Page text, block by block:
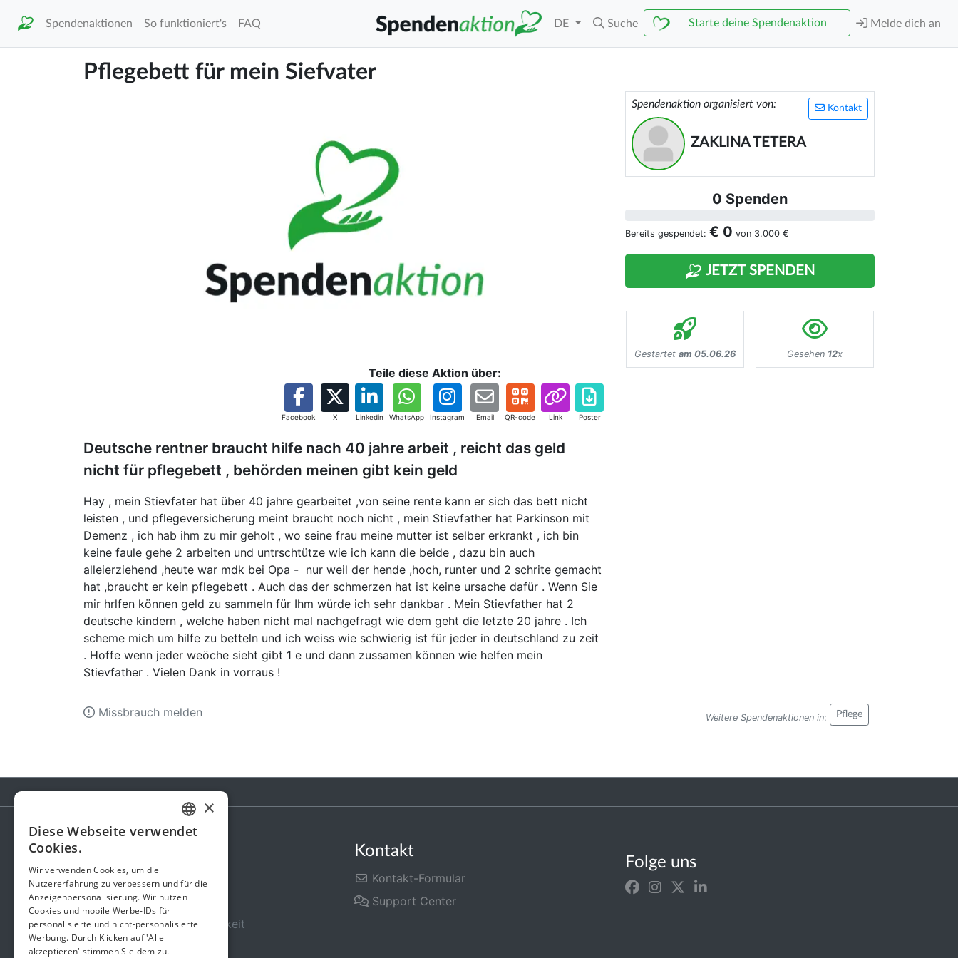
Spendenaktionen So funktioniert's FAQ DE Suche Starte deine Spendenaktion Melde dich an
Pflegebett für mein Siefvater
Teile diese Aktion über:
Facebook X Linkedin WhatsApp Instagram Email QR-code Link Poster
Deutsche rentner braucht hilfe nach 40 jahre arbeit , reicht das geld
nicht für pflegebett , behörden meinen gibt kein geld
Hay , mein Stievfater hat über 40 jahre gearbeitet ,von seine rente kann er sich das bett nicht
leisten , und pflegeversicherung meint braucht noch nicht , mein Stievfather hat Parkinson mit
Demenz , ich hab ihm zu mir geholt , wo seine frau meine mutter ist selber erkrankt , ich bin
keine faule gehe 2 arbeiten und untrschtütze wie ich kann die beide , dazu bin auch
alleierziehend ,heute war mdk bei Opa - nur weil der hende ,hoch, runter und 2 schrite gemacht
hat ,braucht er kein pflegebett . Auch das der schmerzen hat ist keine ursache dafür . Wenn Sie
mir hrlfen können geld zu sammeln für Ihm würde ich sehr dankbar . Mein Stievfather hat 2
deutsche kindern , welche haben nicht mal nachgefragt wie dem geht die letzte 20 jahre . Ich
scheme mich um hilfe zu betteln und ich weiss wie schwierig ist für jeder in deutschland zu zeit
. Hoffe wenn jeder weöche sieht gibt 1 e und dann zussamen können wie helfen mein
Stievfather . Vielen Dank in vorraus !
Kontakt
Spendenaktion organisiert von:
ZAKLINA TETERA
0 Spenden
Bereits gespendet: € 0 von 3.000 €
JETZT SPENDEN
Gestartet am 05.06.26 Gesehen 12x
Weitere Spendenaktionen in: Pflege
Missbrauch melden
Gebühren
Über uns
Sicherheit und Zuverlässigkeit
Nutzungsbedingungen
Kontakt
Kontakt-Formular
Support Center
Folge uns
GERMAN
×
Diese Webseite verwendet
Cookies.
Wir verwenden Cookies, um die
Nutzererfahrung zu verbessern und für die
Anzeigenpersonalisierung. Wir nutzen
Cookies und mobile Werbe-IDs für
personalisierte und nicht-personalisierte
Werbung. Durch Klicken auf 'Alle
akzeptieren' stimmen Sie dem zu.